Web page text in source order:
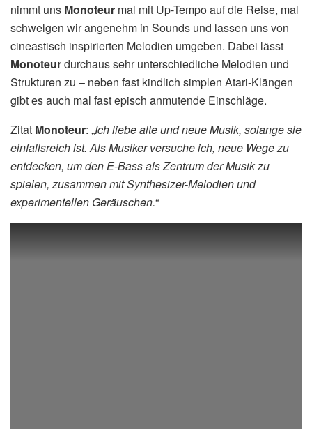
nimmt uns Monoteur mal mit Up-Tempo auf die Reise, mal
schwelgen wir angenehm in Sounds und lassen uns von
cineastisch inspirierten Melodien umgeben. Dabei lässt
Monoteurdurchaus sehr unterschiedliche Melodien und
Strukturen zu – neben fast kindlich simplen Atari-Klängen
gibt es auch mal fast episch anmutende Einschläge.
Zitat Monoteur: „Ich liebe alte und neue Musik, solange sie
einfallsreich ist. Als Musiker versuche ich, neue Wege zu
entdecken, um den E-Bass als Zentrum der Musik zu
spielen, zusammen mit Synthesizer-Melodien und
experimentellen Geräuschen.“